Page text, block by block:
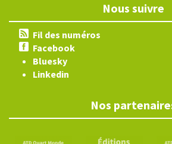
Nous suivre
Fil des numéros
Facebook
Bluesky
Linkedin
Nos